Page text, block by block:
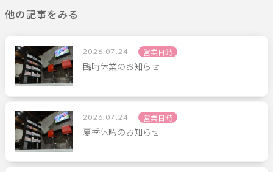
他の記事をみる
2026.07.24 営業日時
臨時休業のお知らせ
2026.07.24 営業日時
夏季休暇のお知らせ